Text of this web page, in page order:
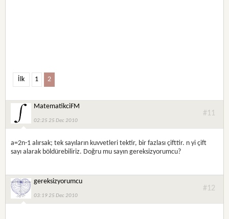
İlk 1 2
MatematikciFM
02:25 25 Dec 2010
#11
a=2n-1 alırsak; tek sayıların kuvvetleri tektir, bir fazlası çifttir. n yi çift
sayı alarak böldürebiliriz. Doğru mu sayın gereksizyorumcu?
gereksizyorumcu
03:19 25 Dec 2010
#12